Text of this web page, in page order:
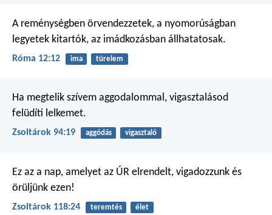
A reménységben örvendezzetek, a nyomorúságban
legyetek kitartók, az imádkozásban állhatatosak.
Róma 12:12 ima türelem
Ha megtelik szívem aggodalommal, vigasztalásod
felüdíti lelkemet.
Zsoltárok 94:19 aggódás vigasztaló
Ez az a nap, amelyet az ÚR elrendelt, vigadozzunk és
örüljünk ezen!
Zsoltárok 118:24 teremtés élet